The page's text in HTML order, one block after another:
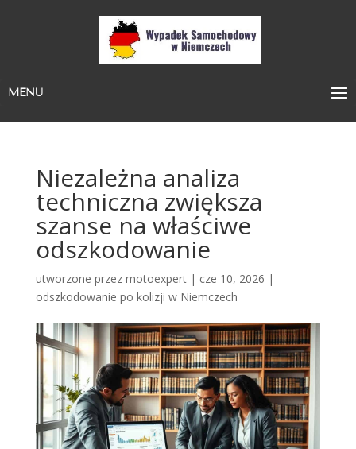
MENU
Niezależna analiza
techniczna zwiększa
szanse na właściwe
odszkodowanie
utworzone przez motoexpert| cze 10, 2026 |
odszkodowanie po kolizji w Niemczech